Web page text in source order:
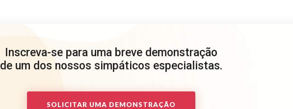
Inscreva-se para uma breve demonstração
de um dos nossos simpáticos especialistas.
SOLICITAR UMA DEMONSTRAÇÃO